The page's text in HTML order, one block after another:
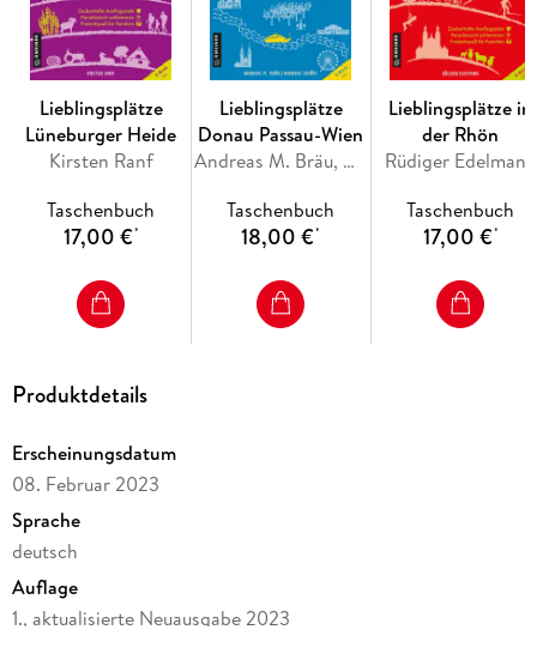
Lieblingsplätze
Lüneburger Heide
Kirsten Ranf
Taschenbuch
17,00 €*
Lieblingsplätze
Donau Passau-Wien
Andreas M. Bräu, Andreas Schöps
Taschenbuch
18,00 €*
Lieblingsplätze in
der Rhön
Rüdiger Edelmann
Taschenbuch
17,00 €*
Produktdetails
Erscheinungsdatum
08. Februar 2023
Sprache
deutsch
Auflage
1., aktualisierte Neuausgabe 2023